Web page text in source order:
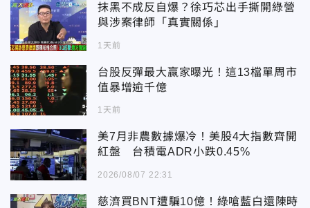
抹黑不成反自爆？徐巧芯出手撕開綠營
與涉案律師「真實關係」
1天前
台股反彈最大贏家曝光！這13檔單周市
值暴增逾千億
1天前
美7月非農數據爆冷！美股4大指數齊開
紅盤 台積電ADR小跌0.45%
2026/08/07 22:31
慈濟買BNT遭騙10億！綠嗆藍白還陳時